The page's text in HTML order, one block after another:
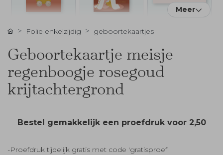
Meer
Folie enkelzijdig geboortekaartjes
Geboortekaartje meisje
regenboogje rosegoud
krijtachtergrond
Bestel gemakkelijk een proefdruk voor 2,50
-Proefdruk tijdelijk gratis met code 'gratisproef'